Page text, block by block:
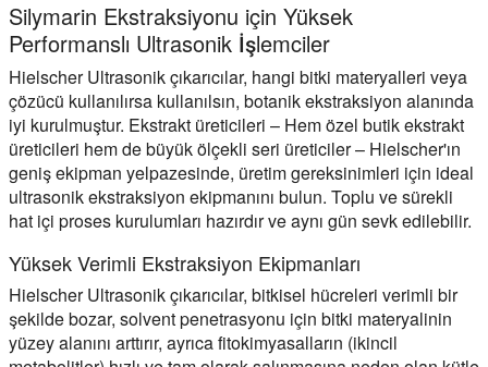
Silymarin Ekstraksiyonu için Yüksek
Performanslı Ultrasonik İşlemciler
Hielscher Ultrasonik çıkarıcılar, hangi bitki materyalleri veya
çözücü kullanılırsa kullanılsın, botanik ekstraksiyon alanında
iyi kurulmuştur. Ekstrakt üreticileri – Hem özel butik ekstrakt
üreticileri hem de büyük ölçekli seri üreticiler – Hielscher'ın
geniş ekipman yelpazesinde, üretim gereksinimleri için ideal
ultrasonik ekstraksiyon ekipmanını bulun. Toplu ve sürekli
hat içi proses kurulumları hazırdır ve aynı gün sevk edilebilir.
Yüksek Verimli Ekstraksiyon Ekipmanları
Hielscher Ultrasonik çıkarıcılar, bitkisel hücreleri verimli bir
şekilde bozar, solvent penetrasyonu için bitki materyalinin
yüzey alanını arttırır, ayrıca fitokimyasalların (ikincil